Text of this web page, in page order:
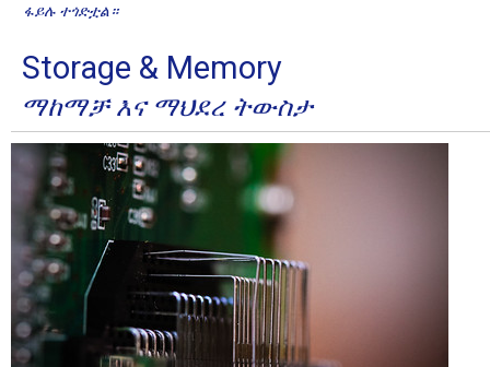
ፋይሉ ተጎድቷል።
Storage & Memory
ማከማቻ እና ማህደረ ትውስታ